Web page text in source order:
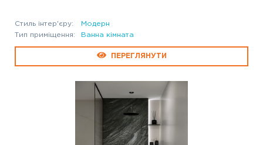
Стиль інтер'єру:
Модерн
Тип приміщення:
Ванна кімната
ПЕРЕГЛЯНУТИ